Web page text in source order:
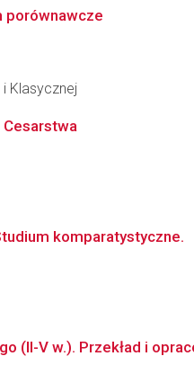
porównawcze
Klasycznej
komparatystyczne.
(II-V w.). Przekład i